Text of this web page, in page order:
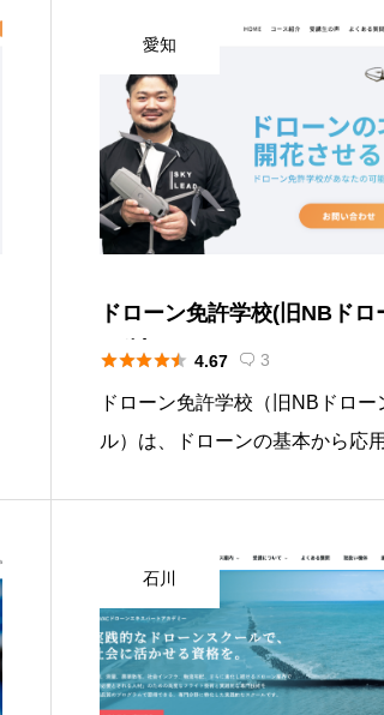
愛知
ドローン免許学校(旧NBドロ
ール)
 4.67  3
ドローン免許学校（旧NBドロー
ル）は、ドローンの基本から応
飛行訓練を行うことで、緊急時
石川